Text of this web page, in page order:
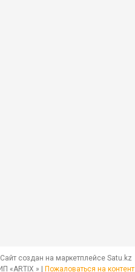
Сайт создан на маркетплейсе Satu.kz
Пожаловаться на контент